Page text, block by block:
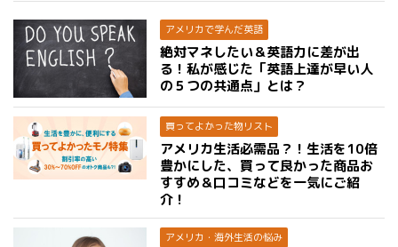
アメリカで学んだ英語
絶対マネしたい＆英語力に差が出
る！私が感じた「英語上達が早い人
の５つの共通点」とは？
買ってよかった物リスト
アメリカ生活必需品？！生活を10倍
豊かにした、買って良かった商品お
すすめ＆口コミなどを一気にご紹
介！
アメリカ・海外生活の悩み